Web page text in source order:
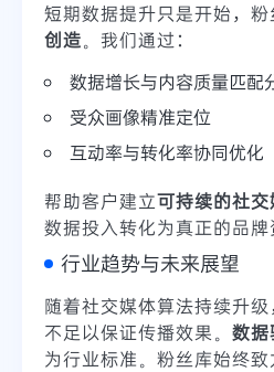
短期数据提升只是开始，
创造。我们通过：
数据增长与内容质量匹配
受众画像精准定位
互动率与转化率协同优化
帮助客户建立可持续的社
数据投入转化为真正的品牌
行业趋势与未来展望
随着社交媒体算法持续升
不足以保证传播效果。 数据
为行业标准。粉丝库始终